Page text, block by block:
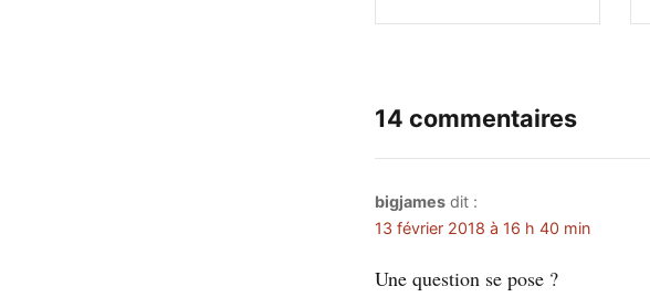
14 commentaires
bigjames dit :
13 février 2018 à 16 h 40 min
Une question se pose ?